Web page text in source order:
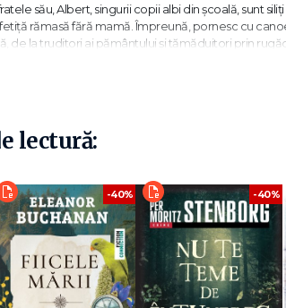
său, Albert, singurii copii albi din școală, sunt
rămasă fără mamă. Împreună, pornesc cu
de la truditori ai pământului și tămăduitori prin
— cititorii vor savura fiecare pagină." - New
personaje memorabile, Acest tărâm al blândeții
scriitor american, cunoscut mai ales pentru
Și-a dorit să devină scriitor încă din
Minnesota Book Award, Loft-McKnight
cu Edgar Award.
lectură:
-40% -40%